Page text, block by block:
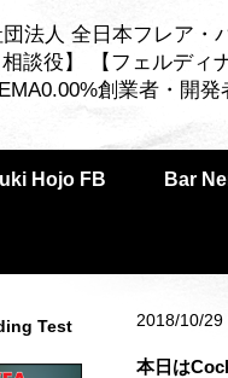
団法人 全日本フレア
相談役】 【フェルデ
創業者・開
Hojo FB Bar
2018/10/29
本日は
Test